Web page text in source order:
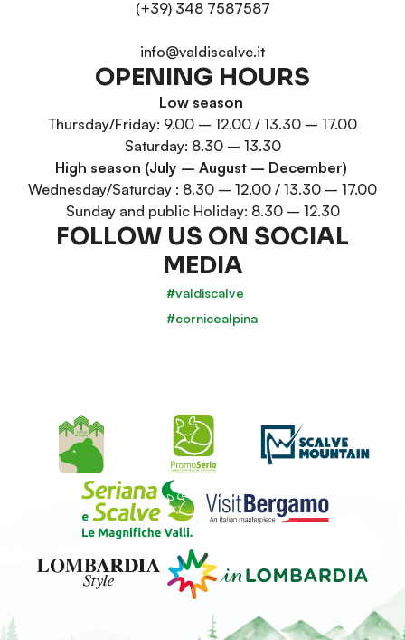
(+39) 348 7587587
info@valdiscalve.it
OPENING HOURS
Low season
Thursday/Friday: 9.00 – 12.00 / 13.30 – 17.00
Saturday: 8.30 – 13.30
High season (July – August – December)
Wednesday/Saturday : 8.30 – 12.00 / 13.30 – 17.00
Sunday and public Holiday: 8.30 – 12.30
FOLLOW US ON SOCIAL
MEDIA
#valdiscalve
#cornicealpina